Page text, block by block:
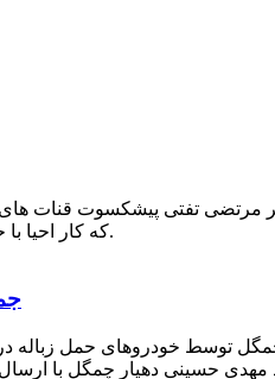
که کار احیا با حفر یک چاه ۲ متری و یک راهرو افقی ۲ متری صورت گرفت.
توسط خودروهای حمل زباله